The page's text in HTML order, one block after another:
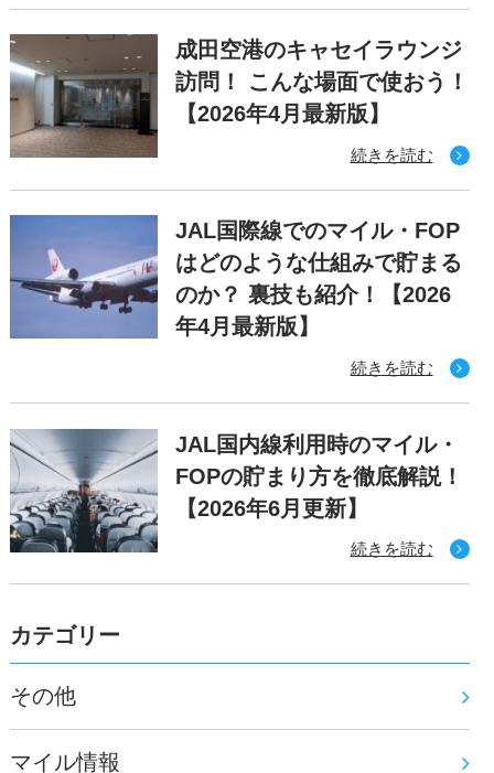
成田空港のキャセイラウンジ
訪問！ こんな場面で使おう！
【2026年4月最新版】
続きを読む
JAL国際線でのマイル・FOP
はどのような仕組みで貯まる
のか？ 裏技も紹介！【2026
年4月最新版】
続きを読む
JAL国内線利用時のマイル・
FOPの貯まり方を徹底解説！
【2026年6月更新】
続きを読む
カテゴリー
その他
マイル情報